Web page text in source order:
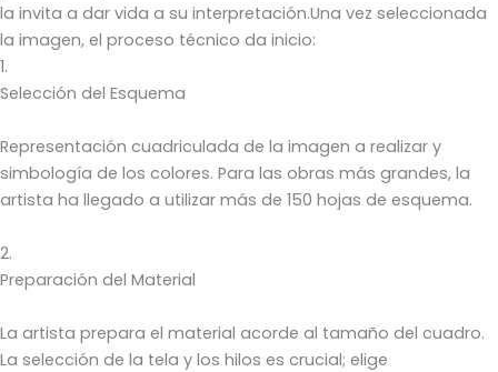
la invita a dar vida a su interpretación.Una vez seleccionada
la imagen, el proceso técnico da inicio:
1.
Selección del Esquema
Representación cuadriculada de la imagen a realizar y
simbología de los colores. Para las obras más grandes, la
artista ha llegado a utilizar más de 150 hojas de esquema.
2.
Preparación del Material
La artista prepara el material acorde al tamaño del cuadro.
La selección de la tela y los hilos es crucial; elige